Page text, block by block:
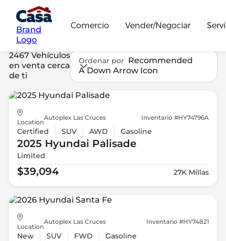
Brand
Logo
Comercio Vender/Negociar
2467 Vehículos
en venta cerca
de ti
Ordenar por Recommended
A Down Arrow Icon
Location
Autoplex Las Cruces Inventario #HY74796A
Certified SUV AWD Gasoline
2025 Hyundai Palisade
Limited
$39,094 27K Millas
Location
Autoplex Las Cruces Inventario #HY74821
New SUV FWD Gasoline